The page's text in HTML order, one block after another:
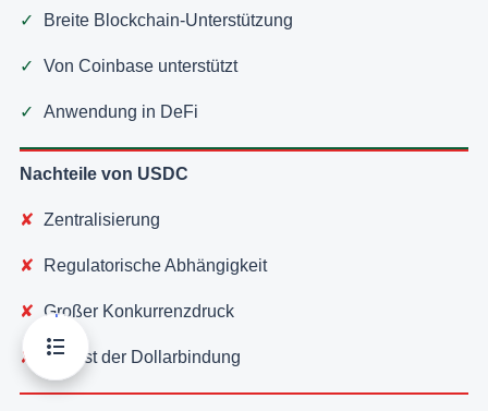
Breite Blockchain-Unterstützung
Von Coinbase unterstützt
Anwendung in DeFi
Nachteile von USDC
Zentralisierung
Regulatorische Abhängigkeit
Großer Konkurrenzdruck
Verlust der Dollarbindung